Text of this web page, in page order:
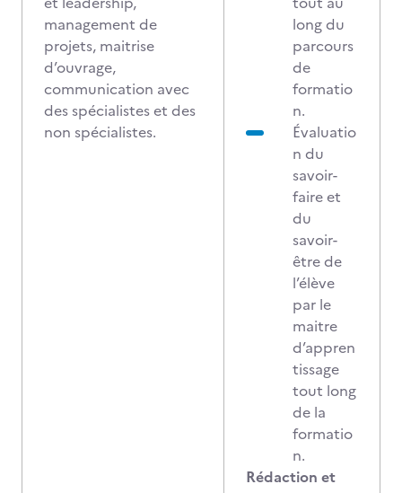
management de
projets, maitrise
d’ouvrage,
communication avec
des spécialistes et des
non spécialistes.
long du
parcours
de
formatio
n.
Évaluatio
n du
savoir-
faire et
du
savoir-
être de
l’élève
par le
maitre
d’appren
tissage
tout long
de la
formatio
n.
Rédaction et